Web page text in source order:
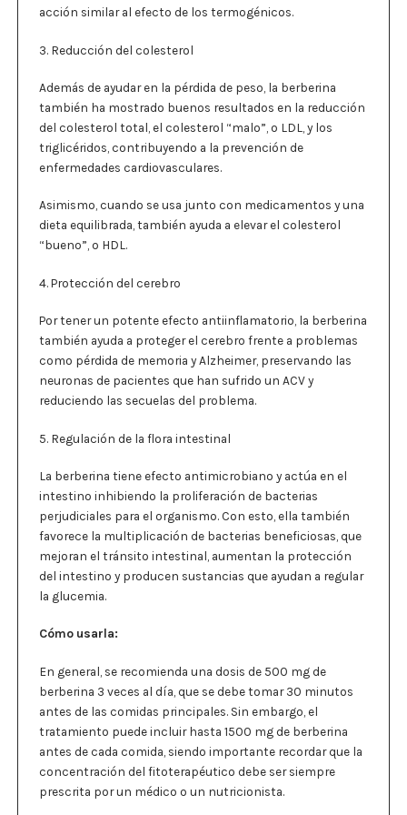
acción similar al efecto de los termogénicos.
3. Reducción del colesterol
Además de ayudar en la pérdida de peso, la berberina
también ha mostrado buenos resultados en la reducción
del colesterol total, el colesterol “malo”, o LDL, y los
triglicéridos, contribuyendo a la prevención de
enfermedades cardiovasculares.
Asimismo, cuando se usa junto con medicamentos y una
dieta equilibrada, también ayuda a elevar el colesterol
“bueno”, o HDL.
4. Protección del cerebro
Por tener un potente efecto antiinflamatorio, la berberina
también ayuda a proteger el cerebro frente a problemas
como pérdida de memoria y Alzheimer, preservando las
neuronas de pacientes que han sufrido un ACV y
reduciendo las secuelas del problema.
5. Regulación de la flora intestinal
La berberina tiene efecto antimicrobiano y actúa en el
intestino inhibiendo la proliferación de bacterias
perjudiciales para el organismo. Con esto, ella también
favorece la multiplicación de bacterias beneficiosas, que
mejoran el tránsito intestinal, aumentan la protección
del intestino y producen sustancias que ayudan a regular
la glucemia.
Cómo usarla:
En general, se recomienda una dosis de 500 mg de
berberina 3 veces al día, que se debe tomar 30 minutos
antes de las comidas principales. Sin embargo, el
tratamiento puede incluir hasta 1500 mg de berberina
antes de cada comida, siendo importante recordar que la
concentración del fitoterapéutico debe ser siempre
prescrita por un médico o un nutricionista.